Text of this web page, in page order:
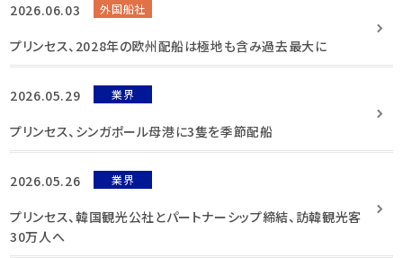
2026.06.03 外国船社
プリンセス、2028年の欧州配船は極地も含み過去最大に
2026.05.29 業界
プリンセス、シンガポール母港に3隻を季節配船
2026.05.26 業界
プリンセス、韓国観光公社とパートナーシップ締結、訪韓観光客
30万人へ